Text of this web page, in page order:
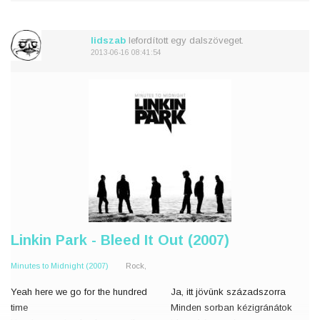
Their tears are filling up their
glasses
A szemüvegük tele van a
lidszab lefordított egy dalszöveget.
2013-06-16 08:41:54
Linkin Park - Bleed It Out (2007)
Minutes to Midnight (2007) Rock,
Yeah here we go for the hundred
time
Ja, itt jövünk századszorra
Minden sorban kézigránátok